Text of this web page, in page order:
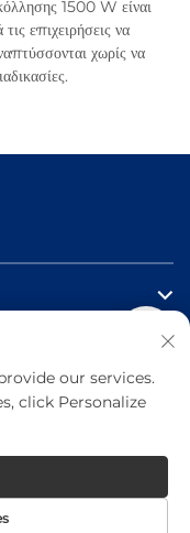
1500 W είναι
επιχειρήσεις να
χωρίς να
Equipment
our services.
click Personalize